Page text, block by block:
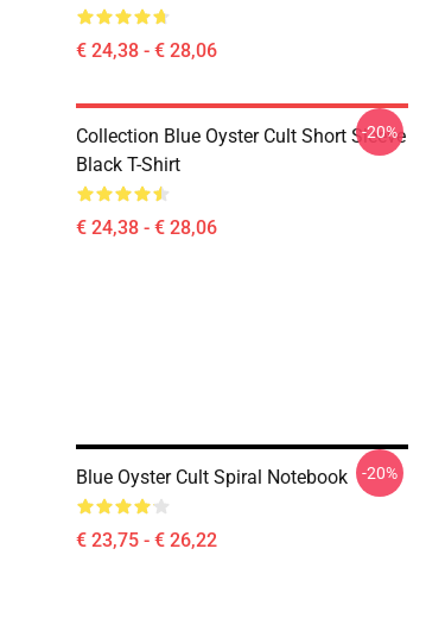
€ 24,38 - € 28,06
Collection Blue Oyster Cult Short Sleeve
Black T-Shirt
€ 24,38 - € 28,06
-20%
Blue Oyster Cult Spiral Notebook
€ 23,75 - € 26,22
-20%